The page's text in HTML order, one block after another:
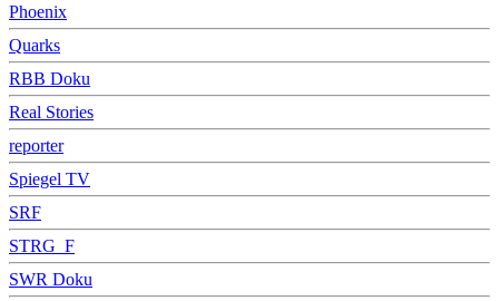
Phoenix
Quarks
RBB Doku
Real Stories
reporter
Spiegel TV
SRF
STRG_F
SWR Doku